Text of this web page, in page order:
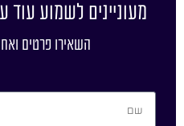
מעוניינים לשמוע עוד
השאירו פרטים